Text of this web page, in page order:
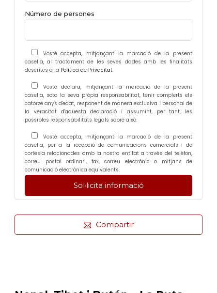
Número de persones
Vostè accepta, mitjançant la marcació de la present
casella, al tractament de les seves dades amb les finalitats
descrites a la Política de Privacitat.
Vostè declara, mitjançant la marcació de la present
casella, sota la seva pròpia responsabilitat, tenir complerts els
catorze anys d'edat, responent de manera exclusiva i personal de
la veracitat d'aquesta declaració i assumint, per tant, les
possibles responsabilitats legals sobre això.
Vostè accepta, mitjançant la marcació de la present
casella, per a la recepció de comunicacions comercials i de
cortesia relacionades amb la nostra entitat a través del telèfon,
correu postal ordinari, fax, correu electrònic o mitjans de
comunicació electrònica equivalents.
Compartir